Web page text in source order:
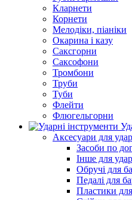
Кларнети
Корнети
Мелодіки, піаніки
Окарина і казу
Саксгорни
Саксофони
Тромбони
Труби
Туби
Флейти
Флюгельгорни
Аксесуари для
Засоби по
Інше для
Обручі для
Педалі для
Пластики